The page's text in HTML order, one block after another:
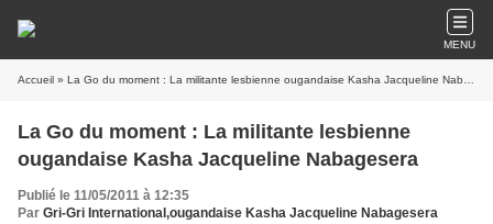
MENU
Accueil » La Go du moment : La militante lesbienne ougandaise Kasha Jacqueline Nabagesera
La Go du moment : La militante lesbienne
ougandaise Kasha Jacqueline Nabagesera
Publié le 11/05/2011 à 12:35
Par Gri-Gri International,ougandaise Kasha Jacqueline Nabagesera